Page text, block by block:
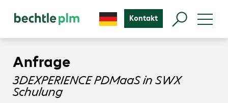
Kontakt
Anfrage
3DEXPERIENCE PDMaaS in SWX
Schulung